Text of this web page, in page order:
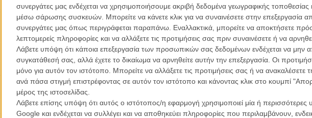
συνεργάτες μας ενδέχεται να χρησιμοποιήσουμε ακριβή δεδομένα γεωγραφικής τοποθεσίας
μέσω σάρωσης συσκευών. Μπορείτε να κάνετε κλικ για να συναινέσετε στην επεξεργασία
συνεργάτες μας όπως περιγράφεται παραπάνω. Εναλλακτικά, μπορείτε να αποκτήσετε
λεπτομερείς πληροφορίες και να αλλάξετε τις προτιμήσεις σας πριν συναινέσετε ή να
Λάβετε υπόψη ότι κάποια επεξεργασία των προσωπικών σας δεδομένων ενδέχεται να μην
συγκατάθεσή σας, αλλά έχετε το δικαίωμα να αρνηθείτε αυτήν την επεξεργασία. Οι
μόνο για αυτόν τον ιστότοπο. Μπορείτε να αλλάξετε τις προτιμήσεις σας ή να ανακαλέσετε
ανά πάσα στιγμή επιστρέφοντας σε αυτόν τον ιστότοπο και κάνοντας κλικ στο κουμπί
μέρος της ιστοσελίδας.
Λάβετε επίσης υπόψη ότι αυτός ο ιστότοπος/η εφαρμογή χρησιμοποιεί μία ή περισσότερες
Google και ενδέχεται να συλλέγει και να αποθηκεύει πληροφορίες που περιλαμβάνουν,
ΑΡΘΡΑ
Ο Αντριου Γκάρφιλντ, ο Μάικλ Σάνον και τα μαλλιά τους, στη
του «99 Homes»
/ Λήδα Γαλανού
«99 Homes», θάνατος στις τράπεζες
Λήδα Γαλανού
Βιμ
Εγγράψου